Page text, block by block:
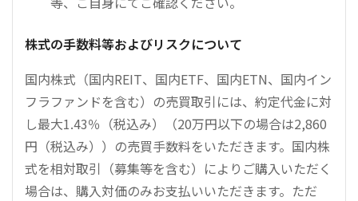
株式の手数料等およびリスクについて
国内株式（国内REIT、国内ETF、国内ETN、国内イン
フラファンドを含む）の売買取引には、約定代金に対
し最大1.43％（税込み）（20万円以下の場合は2,860
円（税込み））の売買手数料をいただきます。国内株
式を相対取引（募集等を含む）によりご購入いただく
場合は、購入対価のみお支払いいただきます。ただ